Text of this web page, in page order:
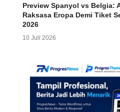
Preview Spanyol vs Belgia:
Raksasa Eropa Demi Tiket
2026
10 Juli 2026